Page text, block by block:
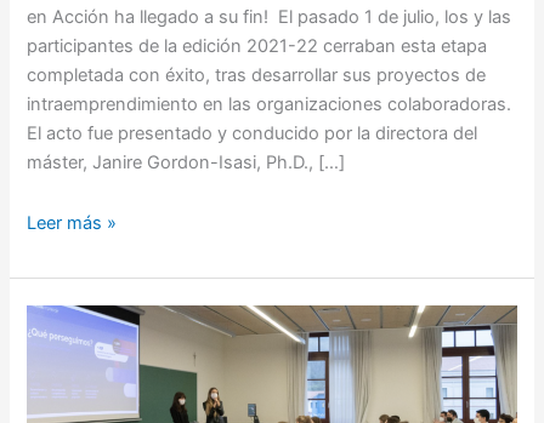
en Acción ha llegado a su fin! El pasado 1 de julio, los y las
participantes de la edición 2021-22 cerraban esta etapa
completada con éxito, tras desarrollar sus proyectos de
intraemprendimiento en las organizaciones colaboradoras.
El acto fue presentado y conducido por la directora del
máster, Janire Gordon-Isasi, Ph.D., […]
Leer más »
Comienzo